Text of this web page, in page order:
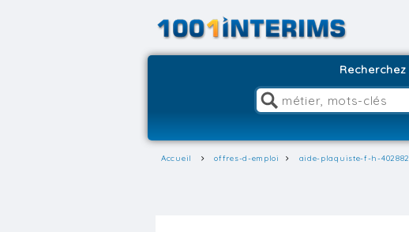
Accueil offres-d-emploi aide-plaquiste-f-h-402882